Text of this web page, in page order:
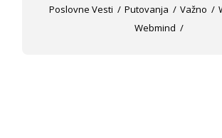
Poslovne Vesti
Putovanja Važno
Webmind